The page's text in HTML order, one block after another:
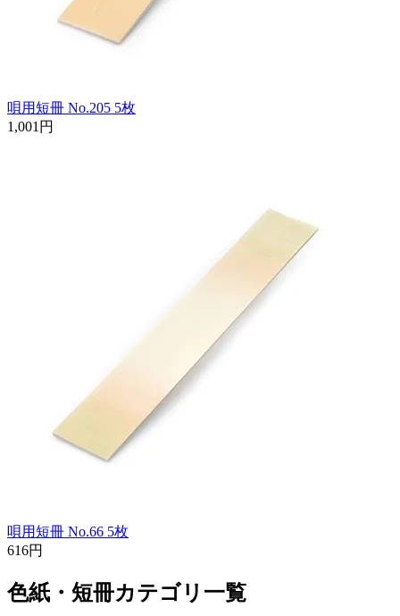
唄用短冊 No.205 5枚
1,001円
唄用短冊 No.66 5枚
616円
色紙・短冊カテゴリ一覧